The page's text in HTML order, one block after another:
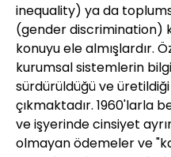
inequality) ya da
(gender discrimination)
konuyu ele almışlardır.
kurumsal sistemlerin
sürdürüldüğü ve
çıkmaktadır. 1960'larla
ve işyerinde cinsiyet
olmayan ödemeler ve